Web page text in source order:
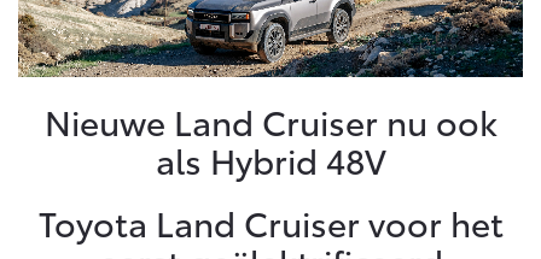
Ons bedrijf
Contact en Route
Vacatures
Klantbeoordelingen
Aygo X
HYBRIDE
Vanaf € 23.750,-
Yaris
HYBRIDE
Vanaf € 27.195,-
Occasions
Diensten
Nieuwe Land Cruiser nu ook
als Hybrid 48V
Toyota Land Cruiser voor het